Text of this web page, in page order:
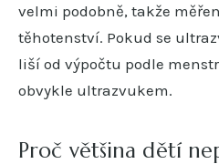
velmi podobně, takže
těhotenství. Pokud se
liší od výpočtu podle
obvykle ultrazvukem.
Proč většina dětí